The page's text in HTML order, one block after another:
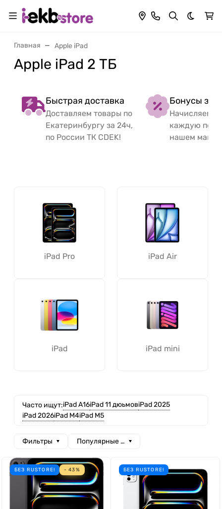
Темная
Главная Apple iPad
Apple iPad 2 ТБ
Быстрая доставка
Доставляем товары по
Екатеринбургу за 24ч,
по России ТК CDEK!
Бонусы за
Начисляем
каждую
нашем
iPad Pro iPad Air
iPad iPad mini
Часто ищут:iPad А16iPad 11 дюьмовiPad 2025
iPad 2026iPad M4iPad M5
Фильтры Популярные сначала
БЕЗ RUSTORE! - 43% БЕЗ RUSTORE!